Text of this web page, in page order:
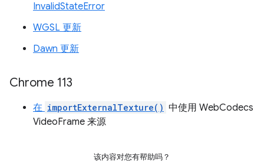
InvalidStateError
WGSL 更新
Dawn 更新
Chrome 113
在 importExternalTexture() 中使用 WebCodecs
VideoFrame 来源
该内容对您有帮助吗？